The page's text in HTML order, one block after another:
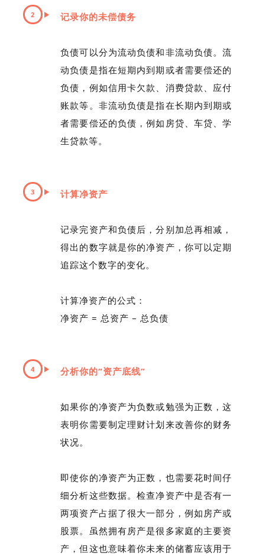
2 记录你的未偿债务
负债可以分为流动负债和非流动负债。流
动负债是指在短期内到期或者需要偿还的
负债，例如信用卡欠款、消费贷款、应付
账款等。非流动负债是指在长期内到期或
者需要偿还的负债，例如房贷、车贷、学
生贷款等。
3 计算净资产
记录完资产和负债后，分别加总再相减，
得出的数字就是你的净资产，你可以定期
追踪这个数字的变化。
计算净资产的公式：
净资产 = 总资产 – 总负债
4 分析你的“资产底线”
如果你的净资产为负数或勉强为正数，这
表明你需要制定理财计划来改善你的财务
状况。
即使你的净资产为正数，也需要花时间仔
细分析这些数据。检查净资产中是否有一
两项资产占据了很大一部分，例如房产或
股票。虽然拥有房产是很多家庭的主要资
产，但这也意味着你未来的储蓄应该用于